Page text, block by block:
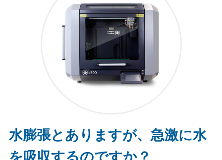
水膨張とありますが、急激に水
を吸収するのですか？